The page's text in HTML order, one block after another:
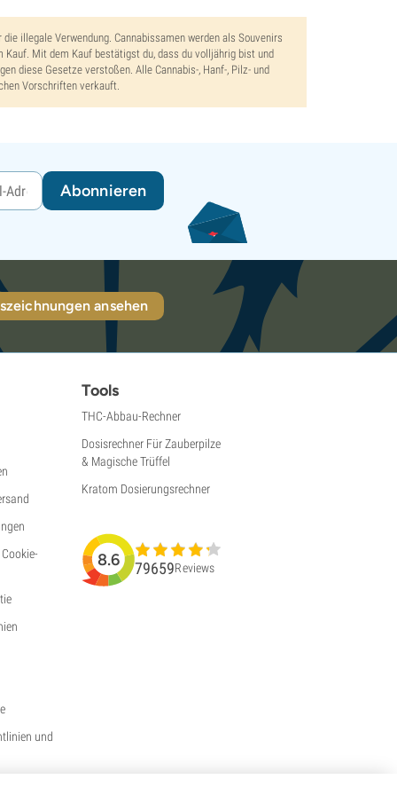
illegale Verwendung. Cannabissamen werden als Souvenirs
Mit dem Kauf bestätigst du, dass du volljährig bist und
diese Gesetze verstoßen. Alle Cannabis-, Hanf-, Pilz- und
Vorschriften verkauft.
Abonnieren
ansehen
und
Tools
THC-Abbau-Rechner
Dosisrechner Für Zauberpilze
& Magische Trüffel
Kratom Dosierungsrechner
8.6 79659Reviews